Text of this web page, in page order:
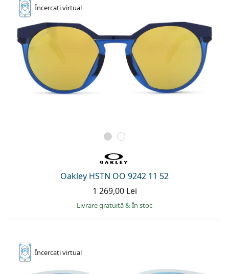
Încercațivirtual
Oakley HSTN OO 9242 11 52
1 269,00 Lei
Livrare gratuită& În stoc
Încercațivirtual